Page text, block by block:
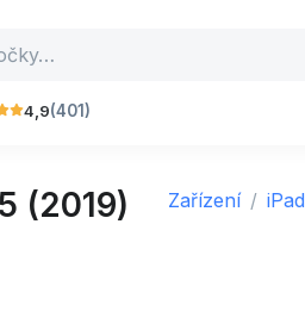
4,9(401)
(2019)
Zařízení iPad